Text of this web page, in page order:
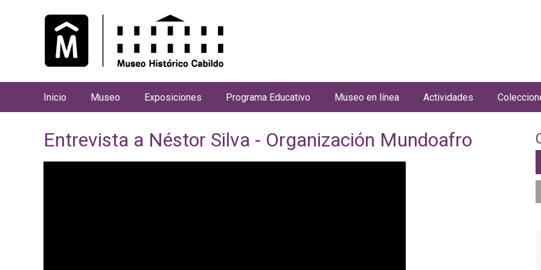
Entrevista a Néstor Silva - Organización Mundoafro
n
ú
Inicio Museo Exposiciones Programa Educativo Museo en línea Actividades